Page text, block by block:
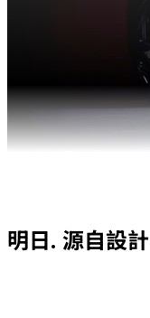
明日. 源自設計